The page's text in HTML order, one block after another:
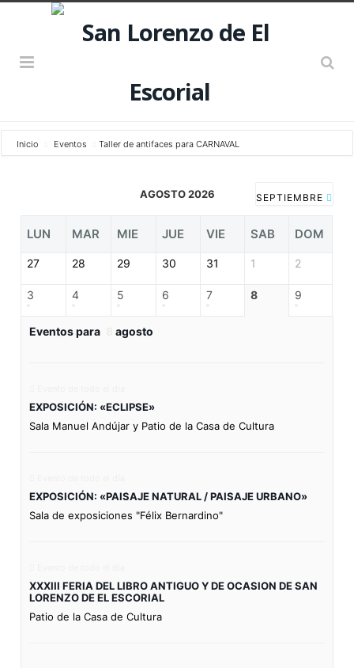
Inicio Eventos Taller de antifaces para CARNAVAL
AGOSTO 2026 SEPTIEMBRE
LUN MAR MIE JUE VIE SAB DOM
27 28 29 30 31 1 2
3 4 5 6 7 8 9
Eventos para agosto
EXPOSICIÓN: «ECLIPSE»
Sala Manuel Andújar y Patio de la Casa de Cultura
EXPOSICIÓN: «PAISAJE NATURAL / PAISAJE URBANO»
Sala de exposiciones "Félix Bernardino"
XXXIII FERIA DEL LIBRO ANTIGUO Y DE OCASION DE SAN
LORENZO DE EL ESCORIAL
Patio de la Casa de Cultura